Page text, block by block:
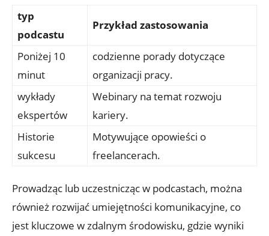
typ
podcastu
Przykład zastosowania
Poniżej 10
minut
codzienne porady dotyczące
organizacji pracy.
wykłady
ekspertów
Webinary na temat rozwoju
kariery.
Historie
sukcesu
Motywujące opowieści o
freelancerach.
Prowadząc lub uczestnicząc w podcastach, można
również rozwijać umiejętności komunikacyjne, co
jest kluczowe w zdalnym środowisku, gdzie wyniki